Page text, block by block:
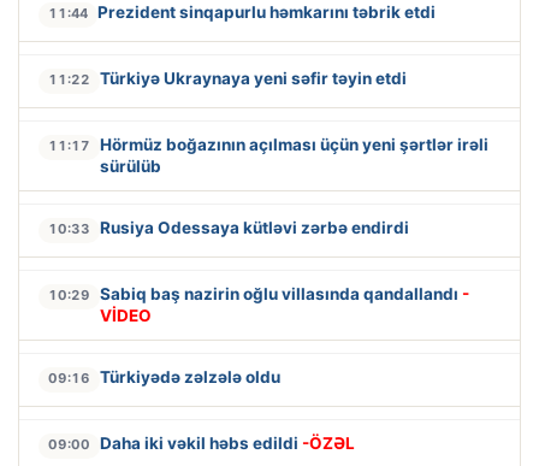
11:44 Prezident sinqapurlu həmkarını təbrik etdi
11:22 Türkiyə Ukraynaya yeni səfir təyin etdi
11:17
Hörmüz boğazının açılması üçün yeni şərtlər irəli
sürülüb
10:33 Rusiya Odessaya kütləvi zərbə endirdi
10:29 Sabiq baş nazirin oğlu villasında qandallandı -
VİDEO
09:16 Türkiyədə zəlzələ oldu
09:00 Daha iki vəkil həbs edildi -ÖZƏL